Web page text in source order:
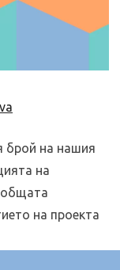
брой на нашия
на
общата
на проекта